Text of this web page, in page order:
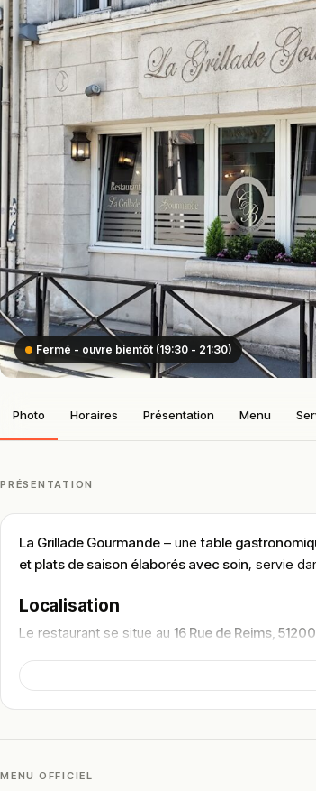
Fermé - ouvre bientôt (19:30 - 21:30)
Photo Horaires Présentation Menu
PRÉSENTATION
La Grillade Gourmande – unetable
et plats de saison élaborés avec soin, servie
Localisation
Le restaurant se situe au 16 Rue de Reims,
Cette situation centrale en fait une adresse
Cadre & ambiance
La Grillade Gourmande propose un
MENU OFFICIEL